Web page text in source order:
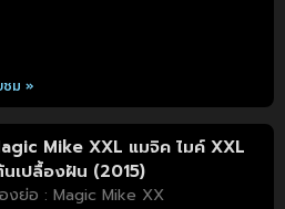
ชม »
Mike XXL แมจิค ไมค์ XXL
นเปลื้องฝัน (2015)
องย่อ : Magic Mike XX